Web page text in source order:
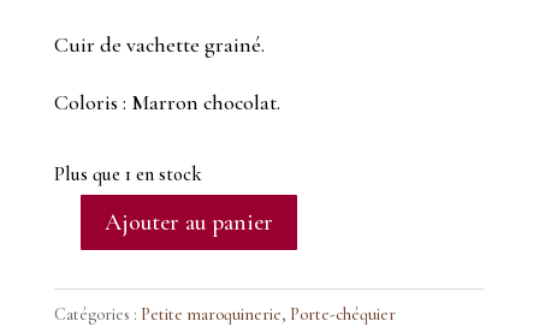
Cuir de vachette grainé.
Coloris : Marron chocolat.
Plus que 1 en stock
quantité
Porte-
Ajouter au panier
Catégories : Petite maroquinerie, Porte-chéquier